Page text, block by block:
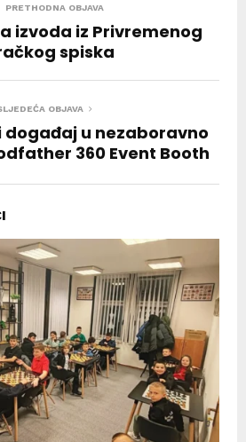
PRETHODNA OBJAVA
izvoda iz Privremenog
spiska
OBJAVA
događaj u nezaboravno
360 Event Booth